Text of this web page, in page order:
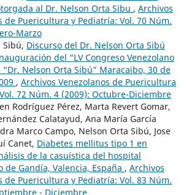
al Dr. Nelson Orta Sibu , Archivos
de Puericultura y Pediatría: Vol. 70 Núm.
Marzo
Sibú, Discurso del Dr. Nelson Orta Sibú
del “LV Congreso Venezolano
Nelson Orta Sibú” Maracaibo, 30 de
, Archivos Venezolanos de Puericultura
72 Núm. 4 (2009): Octubre-Diciembre
Rodríguez Pérez, Marta Revert Gomar,
Calatayud, Ana María García
Marco Campo, Nelson Orta Sibú, Jose
Canet, Diabetes mellitus tipo 1 en
de la casuística del hospital
de Gandía, Valencia, España , Archivos
de Puericultura y Pediatría: Vol. 83 Núm.
- Diciembre